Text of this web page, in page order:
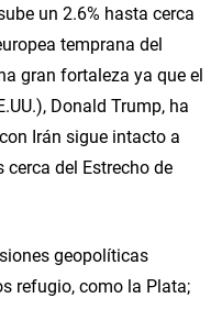
un 2.6% hasta cerca
temprana del
gran fortaleza ya que el
Donald Trump, ha
Irán sigue intacto a
del Estrecho de
geopolíticas
refugio, como la Plata;